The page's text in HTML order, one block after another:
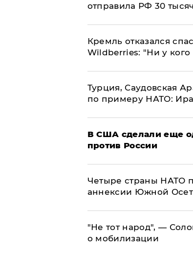
отправила РФ 30
Кремль отказался
Wildberries: "Ни у кого
Турция, Саудовская
по примеру НАТО:
В США сделали еще
против России
Четыре страны НАТО
аннексии Южной
​"Не тот народ", —
о мобилизации